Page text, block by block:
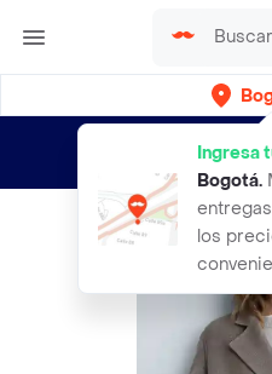
Ingresa
Bogotá.
los
envíos gratis